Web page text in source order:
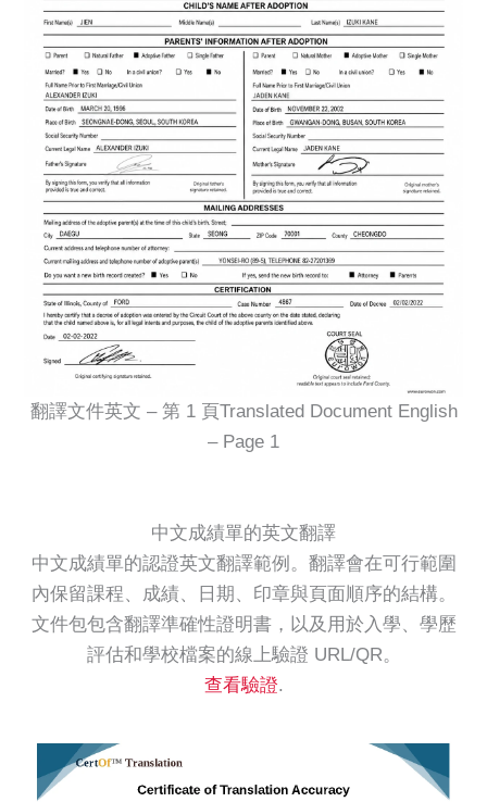
翻譯文件英文 – 第 1 頁Translated Document English
– Page 1
中文成績單的英文翻譯
中文成績單的認證英文翻譯範例。翻譯會在可行範圍
內保留課程、成績、日期、印章與頁面順序的結構。
文件包包含翻譯準確性證明書，以及用於入學、學歷
評估和學校檔案的線上驗證 URL/QR。
查看驗證.